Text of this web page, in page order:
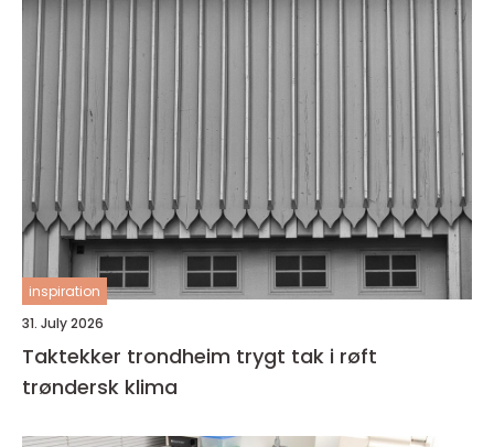
inspiration
31. July 2026
Taktekker trondheim trygt tak i røft
trøndersk klima